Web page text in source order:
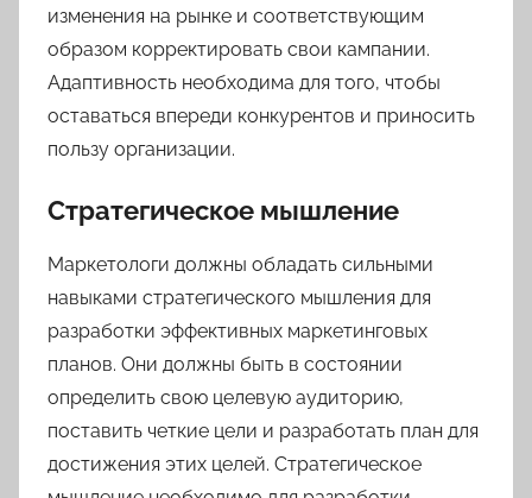
изменения на рынке и соответствующим
образом корректировать свои кампании.
Адаптивность необходима для того, чтобы
оставаться впереди конкурентов и приносить
пользу организации.
Стратегическое мышление
Маркетологи должны обладать сильными
навыками стратегического мышления для
разработки эффективных маркетинговых
планов. Они должны быть в состоянии
определить свою целевую аудиторию,
поставить четкие цели и разработать план для
достижения этих целей. Стратегическое